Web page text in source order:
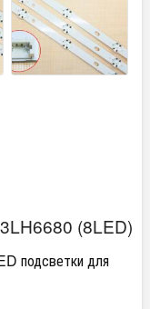
(8LED)
подсветки для